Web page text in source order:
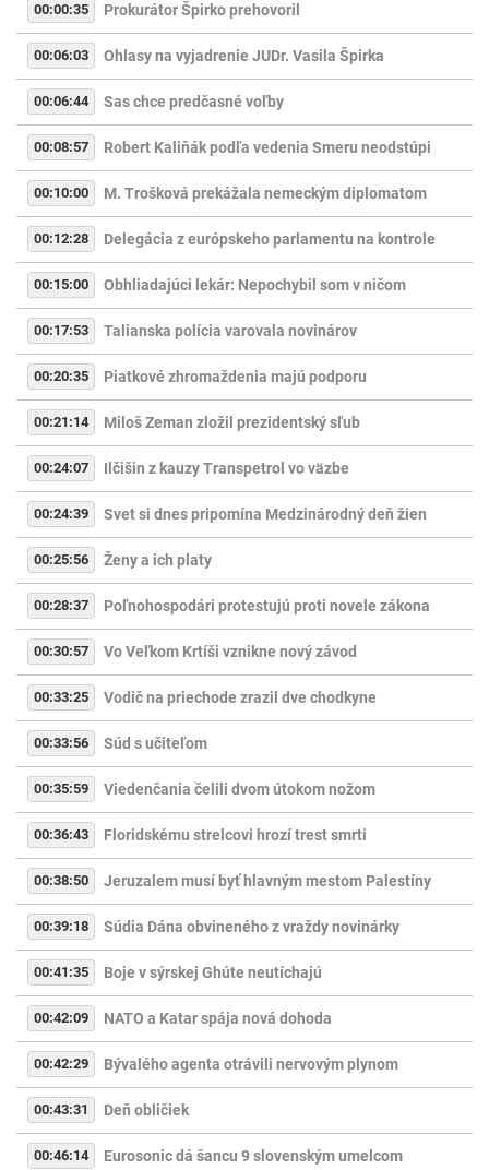
00:00:35 Prokurátor Špirko prehovoril
00:06:03 Ohlasy na vyjadrenie JUDr. Vasila Špirka
00:06:44 Sas chce predčasné voľby
00:08:57 Robert Kaliňák podľa vedenia Smeru neodstúpi
00:10:00 M. Trošková prekážala nemeckým diplomatom
00:12:28 Delegácia z európskeho parlamentu na kontrole
00:15:00 Obhliadajúci lekár: Nepochybil som v ničom
00:17:53 Talianska polícia varovala novinárov
00:20:35 Piatkové zhromaždenia majú podporu
00:21:14 Miloš Zeman zložil prezidentský sľub
00:24:07 Ilčišin z kauzy Transpetrol vo väzbe
00:24:39 Svet si dnes pripomína Medzinárodný deň žien
00:25:56 Ženy a ich platy
00:28:37 Poľnohospodári protestujú proti novele zákona
00:30:57 Vo Veľkom Krtíši vznikne nový závod
00:33:25 Vodič na priechode zrazil dve chodkyne
00:33:56 Súd s učiteľom
00:35:59 Viedenčania čelili dvom útokom nožom
00:36:43 Floridskému strelcovi hrozí trest smrti
00:38:50 Jeruzalem musí byť hlavným mestom Palestíny
00:39:18 Súdia Dána obvineného z vraždy novinárky
00:41:35 Boje v sýrskej Ghúte neutíchajú
00:42:09 NATO a Katar spája nová dohoda
00:42:29 Bývalého agenta otrávili nervovým plynom
00:43:31 Deň obličiek
00:46:14 Eurosonic dá šancu 9 slovenským umelcom